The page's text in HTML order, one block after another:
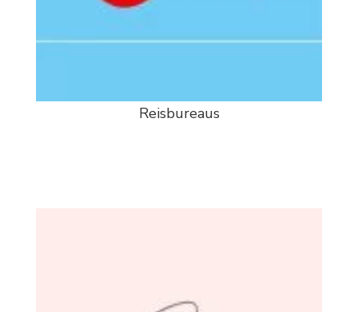
Reisbureaus